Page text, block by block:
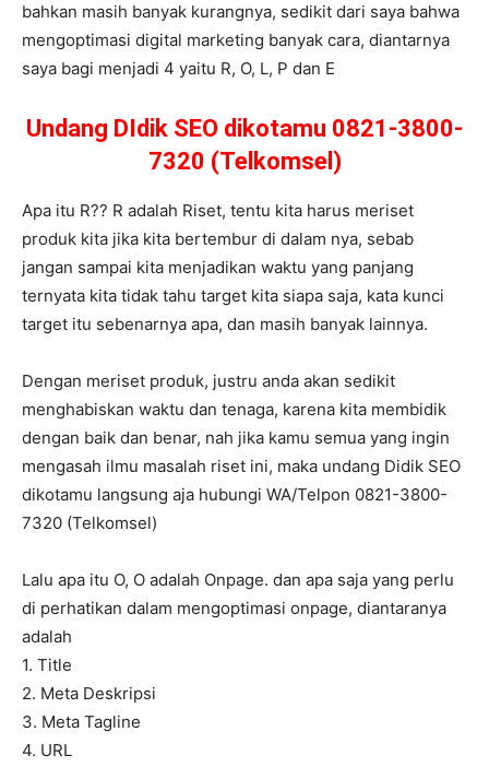
bahkan masih banyak kurangnya, sedikit dari saya bahwa
mengoptimasi digital marketing banyak cara, diantarnya
saya bagi menjadi 4 yaitu R, O, L, P dan E
Undang DIdik SEO dikotamu 0821-3800-
7320 (Telkomsel)
Apa itu R?? R adalah Riset, tentu kita harus meriset
produk kita jika kita bertembur di dalam nya, sebab
jangan sampai kita menjadikan waktu yang panjang
ternyata kita tidak tahu target kita siapa saja, kata kunci
target itu sebenarnya apa, dan masih banyak lainnya.
Dengan meriset produk, justru anda akan sedikit
menghabiskan waktu dan tenaga, karena kita membidik
dengan baik dan benar, nah jika kamu semua yang ingin
mengasah ilmu masalah riset ini, maka undang Didik SEO
dikotamu langsung aja hubungi WA/Telpon 0821-3800-
7320 (Telkomsel)
Lalu apa itu O, O adalah Onpage. dan apa saja yang perlu
di perhatikan dalam mengoptimasi onpage, diantaranya
adalah
1. Title
2. Meta Deskripsi
3. Meta Tagline
4. URL